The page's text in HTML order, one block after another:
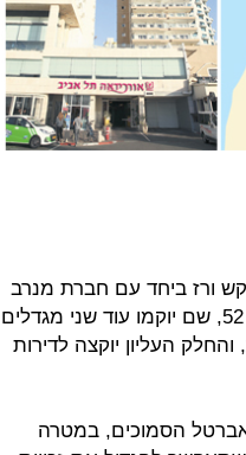
ורז ביחד עם חברת מנרב
והיזם גבי אלבז פרויקט נוסף על מגרש בהרברט סמואל 52, שם יוקמו עוד שני מגדלים
והחלק העליון יוקצה לדירות
הסמוכים, במטרה